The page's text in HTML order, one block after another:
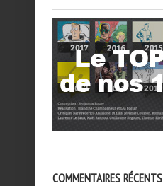
COMMENTAIRES RÉCENTS